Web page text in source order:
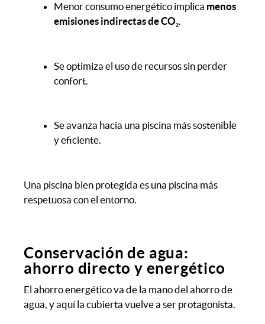
Menor consumo energético implica menos
emisiones indirectas de CO₂.
Se optimiza el uso de recursos sin perder
confort.
Se avanza hacia una piscina más sostenible
y eficiente.
Una piscina bien protegida es una piscina más
respetuosa con el entorno.
Conservación de agua:
ahorro directo y energético
El ahorro energético va de la mano del ahorro de
agua, y aquí la cubierta vuelve a ser protagonista.